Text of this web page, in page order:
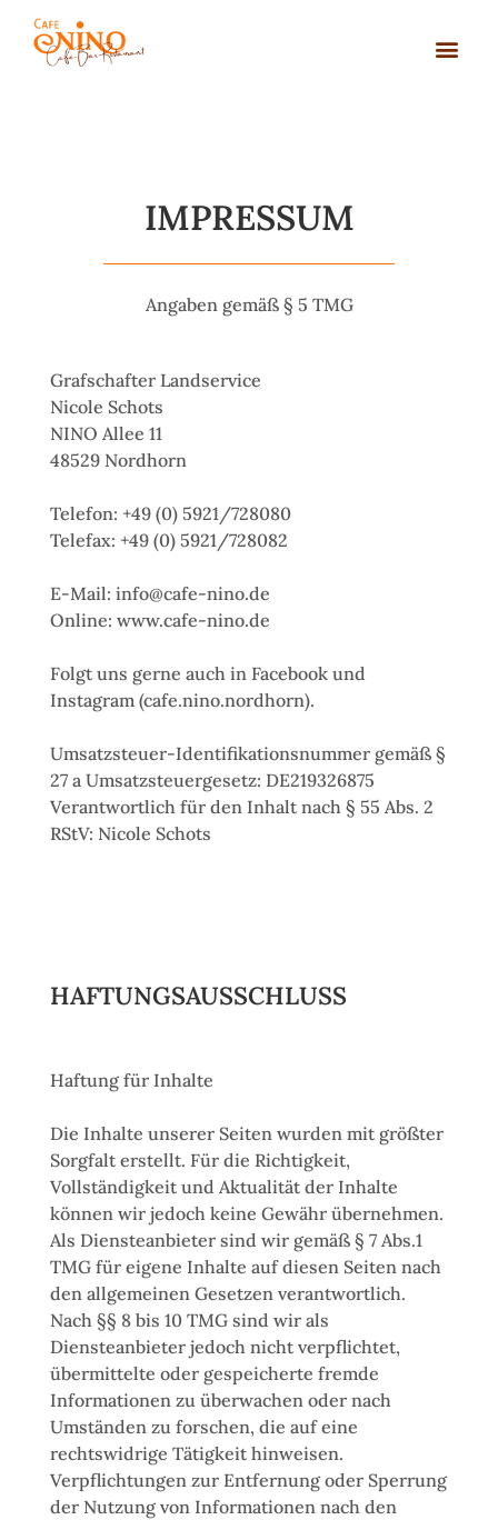
IMPRESSUM
Angaben gemäß § 5 TMG
Grafschafter Landservice
Nicole Schots
NINO Allee 11
48529 Nordhorn
Telefon: +49 (0) 5921/728080
Telefax: +49 (0) 5921/728082
E-Mail: info@cafe-nino.de
Online: www.cafe-nino.de
Folgt uns gerne auch in Facebook und
Instagram (cafe.nino.nordhorn).
Umsatzsteuer-Identifikationsnummer gemäß §
27 a Umsatzsteuergesetz: DE219326875
Verantwortlich für den Inhalt nach § 55 Abs. 2
RStV: Nicole Schots
HAFTUNGSAUSSCHLUSS
Haftung für Inhalte
Die Inhalte unserer Seiten wurden mit größter
Sorgfalt erstellt. Für die Richtigkeit,
Vollständigkeit und Aktualität der Inhalte
können wir jedoch keine Gewähr übernehmen.
Als Diensteanbieter sind wir gemäß § 7 Abs.1
TMG für eigene Inhalte auf diesen Seiten nach
den allgemeinen Gesetzen verantwortlich.
Nach §§ 8 bis 10 TMG sind wir als
Diensteanbieter jedoch nicht verpflichtet,
übermittelte oder gespeicherte fremde
Informationen zu überwachen oder nach
Umständen zu forschen, die auf eine
rechtswidrige Tätigkeit hinweisen.
Verpflichtungen zur Entfernung oder Sperrung
der Nutzung von Informationen nach den